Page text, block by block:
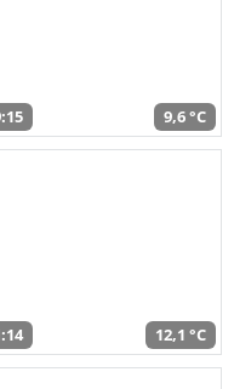
9,6 °C
12,1 °C